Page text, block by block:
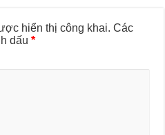
hiển thị công khai. Các
dấu*